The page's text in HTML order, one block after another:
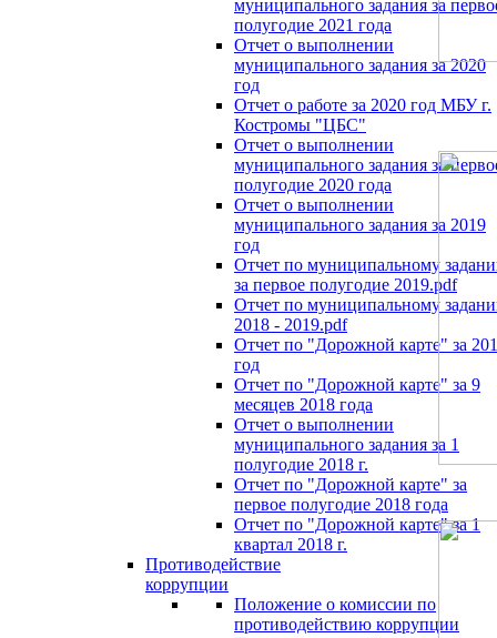
муниципального задания за
полугодие 2021 года
Отчет о выполнении
муниципального задания за 2020
год
Отчет о работе за 2020 год МБУ г.
Костромы "ЦБС"
Отчет о выполнении
муниципального задания за
полугодие 2020 года
Отчет о выполнении
муниципального задания за 2019
год
Отчет по муниципальному
за первое полугодие 2019.pdf
Отчет по муниципальному
2018 - 2019.pdf
Отчет по "Дорожной карте" за
год
Отчет по "Дорожной карте" за 9
месяцев 2018 года
Отчет о выполнении
муниципального задания за 1
полугодие 2018 г.
Отчет по "Дорожной карте" за
первое полугодие 2018 года
Отчет по "Дорожной карте" за 1
квартал 2018 г.
Противодействие
коррупции
Положение о комиссии по
противодействию коррупции